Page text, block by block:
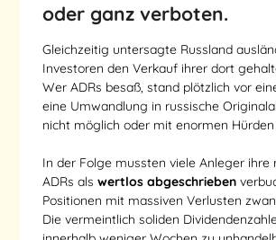
oder ganz verboten.
Gleichzeitig untersagte Russland
Investoren den Verkauf ihrer dort
Wer ADRs besaß, stand plötzlich vor
eine Umwandlung in russische
nicht möglich oder mit enormen
In der Folge mussten viele Anleger ihre
ADRs alswertlos abgeschrieben
Positionen mit massiven Verlusten
Die vermeintlich soliden